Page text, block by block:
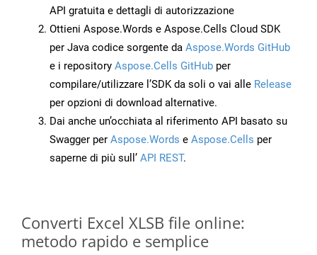
API gratuita e dettagli di autorizzazione
Ottieni Aspose.Words e Aspose.Cells Cloud SDK
per Java codice sorgente da Aspose.Words GitHub
e i repository Aspose.Cells GitHub per
compilare/utilizzare l’SDK da soli o vai alle Release
per opzioni di download alternative.
Dai anche un’occhiata al riferimento API basato su
Swagger per Aspose.Words e Aspose.Cells per
saperne di più sull’ API REST.
Converti Excel XLSB file online:
metodo rapido e semplice